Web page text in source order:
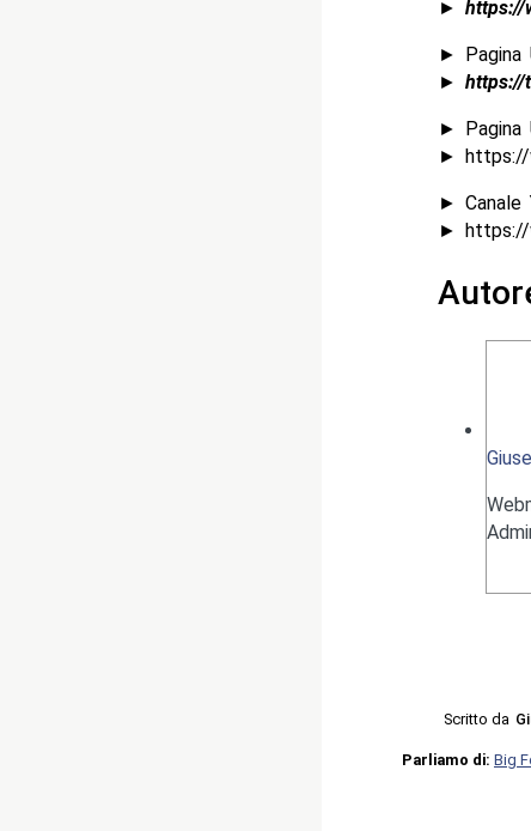
► https://
► Pagina
► https://
► Pagina
► https://
► Canale
► https://
Scritto da
Parliamo di: Big